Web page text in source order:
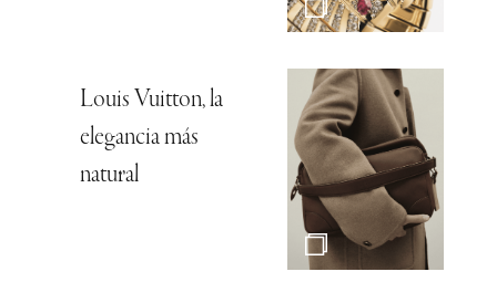
Louis Vuitton, la
elegancia más
natural